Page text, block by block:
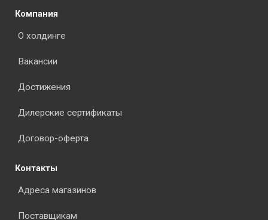
Компания
О холдинге
Вакансии
Достижения
Дилерские сертификаты
Договор-оферта
Контакты
Адреса магазинов
Поставщикам